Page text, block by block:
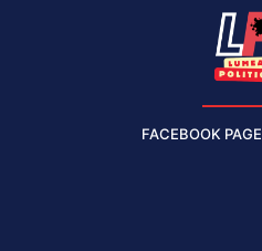
FACEBOOK PAGE